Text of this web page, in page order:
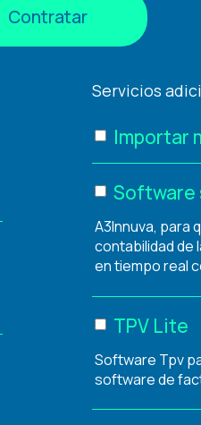
Contratar
Servicios
Importar
Software
A3Innuva, para
contabilidad de
en tiempo real
TPV Lite
Software Tpv
software de